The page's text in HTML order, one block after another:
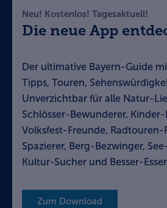
Neu! Kostenlos! Tagesaktuell!
Die neue App
Der ultimative Bayern-Guide
Tipps, Touren,
Unverzichtbar für alle Natur-
Schlösser-Bewunderer, Kinder-
Volksfest-Freunde, Radtouren-
Spazierer, Berg-Bezwinger,
Kultur-Sucher und Besser-Esser
Zum Download